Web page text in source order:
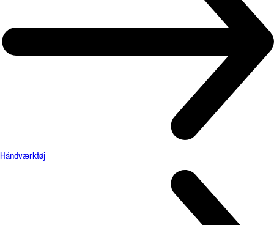
Håndværktøj